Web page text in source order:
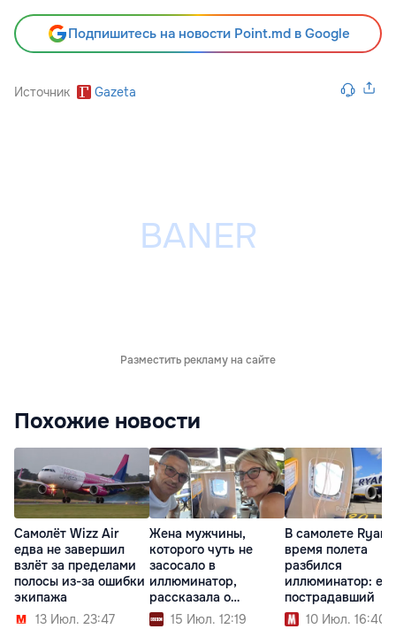
Подпишитесь на новости Point.md в Google
Источник Gazeta
Разместить рекламу на сайте
Похожие новости
Самолёт Wizz Air
едва не завершил
взлёт за пределами
полосы из-за ошибки
экипажа
13 Июл. 23:47
Жена мужчины,
которого чуть не
засосало в
иллюминатор,
рассказала о
пережитом
15 Июл. 12:19
В самолете
время полета
разбился
иллюминатор:
пострадавший
10 Июл. 16:40